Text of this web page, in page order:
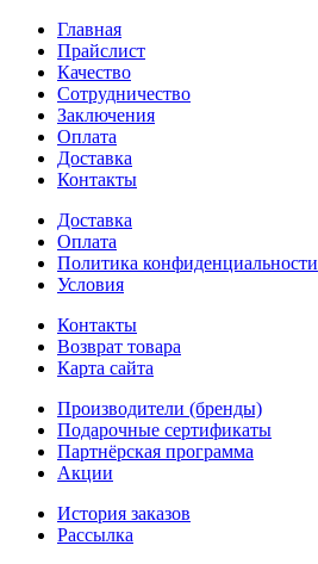
Главная
Прайслист
Качество
Сотрудничество
Заключения
Оплата
Доставка
Контакты
Доставка
Оплата
Политика конфиденциальности
Условия
Контакты
Возврат товара
Карта сайта
Производители (бренды)
Подарочные сертификаты
Партнёрская программа
Акции
История заказов
Рассылка